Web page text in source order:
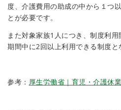
度、介護費用の助成の中から１つ
とが必要です。
また対象家族1人につき、制度利
期間中に2回以上利用できる制度と
参考： 厚生労働省｜育児・介護休